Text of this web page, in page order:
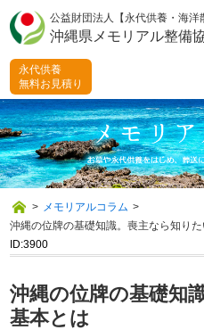
公益財団法人【永代供養・海洋
沖縄県メモリアル整備
永代供養
無料お見積り
> メモリアルコラム >
沖縄の位牌の基礎知識。喪主なら知り
ID:3900
沖縄の位牌の基礎知
基本とは